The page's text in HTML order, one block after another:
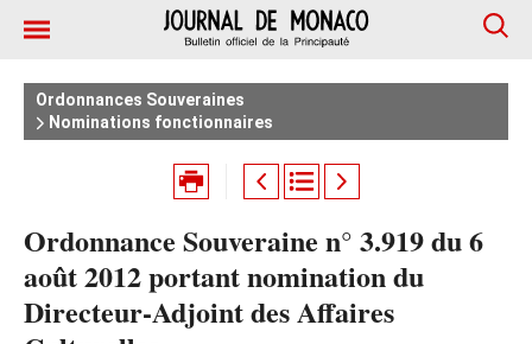
Ordonnances Souveraines
Nominations fonctionnaires
Ordonnance Souveraine n° 3.919 du 6
août 2012 portant nomination du
Directeur-Adjoint des Affaires